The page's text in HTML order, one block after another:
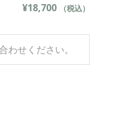
¥18,700 （税込）
わせください。